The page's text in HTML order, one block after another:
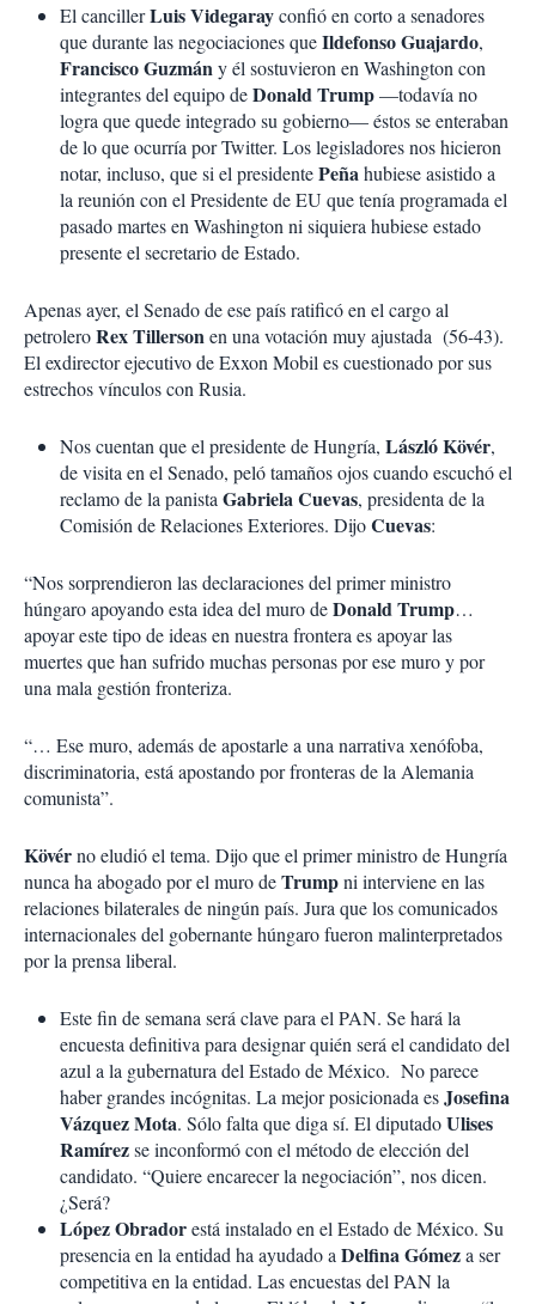
El cancillerLuis Videgarayconfió en corto a senadores
que durante las negociaciones queIldefonso Guajardo,
Francisco Guzmány él sostuvieron en Washington con
integrantes del equipo deDonald Trump—todavía no
logra que quede integrado su gobierno— éstos se enteraban
de lo que ocurría por Twitter. Los legisladores nos hicieron
notar, incluso, que si el presidentePeñahubiese asistido a
la reunión con el Presidente de EU que tenía programada el
pasado martes en Washington ni siquiera hubiese estado
presente el secretario de Estado.
Apenas ayer, el Senado de ese país ratificó en el cargo al
petroleroRex Tillersonen una votación muy ajustada (56-43).
El exdirector ejecutivo de Exxon Mobil es cuestionado por sus
estrechos vínculos con Rusia.
Nos cuentan que el presidente de Hungría, László Kövér,
de visita en el Senado, peló tamaños ojos cuando escuchó el
reclamo de la panista Gabriela Cuevas, presidenta de la
Comisión de Relaciones Exteriores. DijoCuevas:
“Nos sorprendieron las declaraciones del primer ministro
húngaro apoyando esta idea del muro deDonald Trump…
apoyar este tipo de ideas en nuestra frontera es apoyar las
muertes que han sufrido muchas personas por ese muro y por
una mala gestión fronteriza.
“… Ese muro, además de apostarle a una narrativa xenófoba,
discriminatoria, está apostando por fronteras de la Alemania
comunista”.
Kövérno eludió el tema. Dijo que el primer ministro de Hungría
nunca ha abogado por el muro deTrumpni interviene en las
relaciones bilaterales de ningún país. Jura que los comunicados
internacionales del gobernante húngaro fueron malinterpretados
por la prensa liberal.
Este fin de semana será clave para el PAN. Se hará la
encuesta definitiva para designar quién será el candidato del
azul a la gubernatura del Estado de México. No parece
haber grandes incógnitas. La mejor posicionada esJosefina
Vázquez Mota. Sólo falta que diga sí. El diputadoUlises
Ramírezse inconformó con el método de elección del
candidato. “Quiere encarecer la negociación”, nos dicen.
¿Será?
López Obradorestá instalado en el Estado de México. Su
presencia en la entidad ha ayudado a Delfina Gómeza ser
competitiva en la entidad. Las encuestas del PAN la